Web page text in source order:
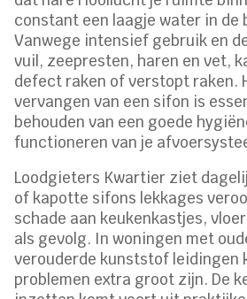
constant een laagje water in de
Vanwege intensief gebruik en
vuil, zeepresten, haren en vet,
defect raken of verstopt raken.
vervangen van een sifon is
behouden van een goede
functioneren van je
Loodgieters Kwartier ziet
of kapotte sifons lekkages
schade aan keukenkastjes,
als gevolg. In woningen met
verouderde kunststof leidingen
problemen extra groot zijn. De